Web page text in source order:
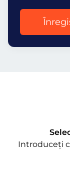
Introduceți